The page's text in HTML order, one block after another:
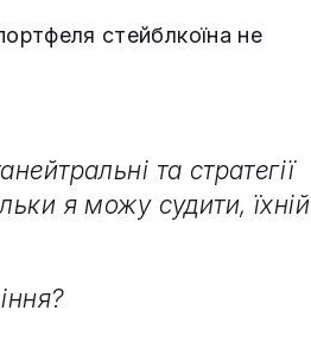
стейблкоїна не
та стратегії
я можу судити, їхній